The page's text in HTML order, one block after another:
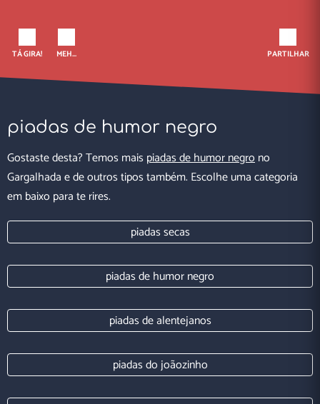
TÁ GIRA! MEH... PARTILHAR
piadas de humor negro
Gostaste desta? Temos mais piadas de humor negrono
Gargalhada e de outros tipos também. Escolhe uma categoria
em baixo para te rires.
piadas secas
piadas de humor negro
piadas de alentejanos
piadas do joãozinho